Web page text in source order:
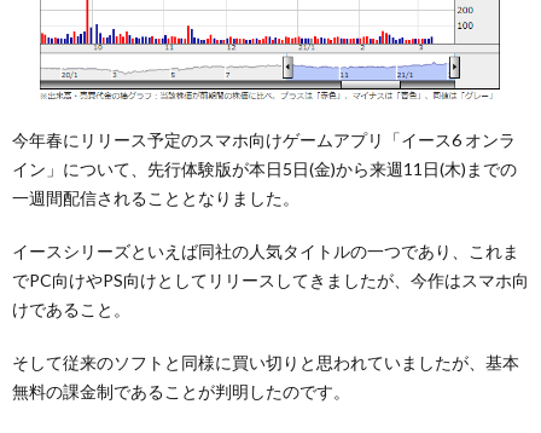
今年春にリリース予定のスマホ向けゲームアプリ「イース6 オンラ
イン」について、先行体験版が本日5日(金)から来週11日(木)までの
一週間配信されることとなりました。
イースシリーズといえば同社の人気タイトルの一つであり、これま
でPC向けやPS向けとしてリリースしてきましたが、今作はスマホ向
けであること。
そして従来のソフトと同様に買い切りと思われていましたが、基本
無料の課金制であることが判明したのです。